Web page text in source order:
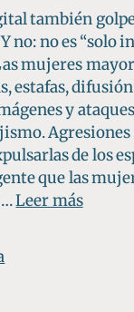
también
no: no es “solo
mujeres
estafas,
y
Agresiones
de los
que las
…Leer más